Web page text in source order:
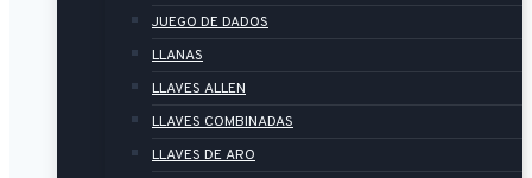
JUEGO DE DADOS
LLANAS
LLAVES ALLEN
LLAVES COMBINADAS
LLAVES DE ARO